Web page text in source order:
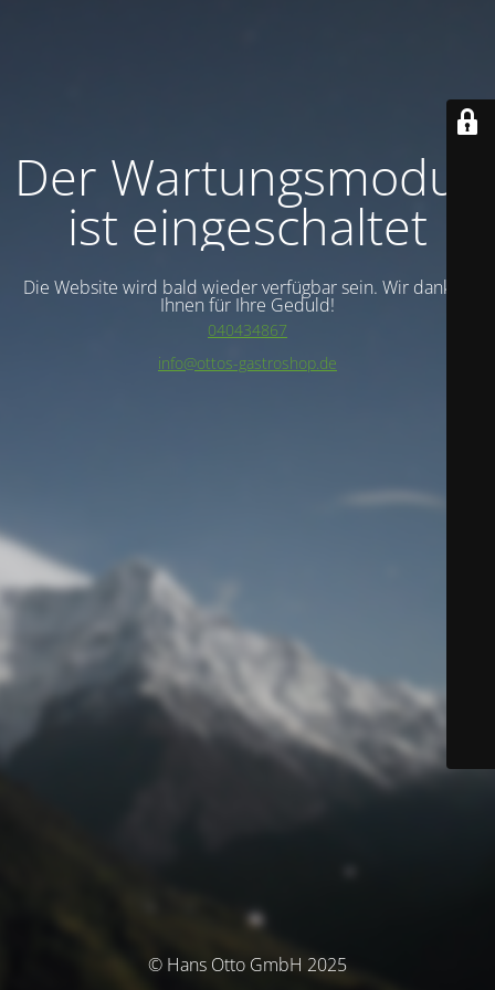
Der Wartungsmodus
ist eingeschaltet
Die Website wird bald wieder verfügbar sein. Wir danken
Ihnen für Ihre Geduld!
040434867
info@ottos-gastroshop.de
© Hans Otto GmbH 2025